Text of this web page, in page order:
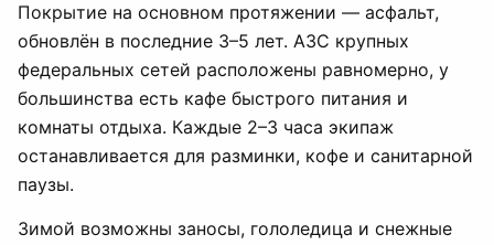
Покрытие на основном протяжении — асфальт,
обновлён в последние 3–5 лет. АЗС крупных
федеральных сетей расположены равномерно, у
большинства есть кафе быстрого питания и
комнаты отдыха. Каждые 2–3 часа экипаж
останавливается для разминки, кофе и санитарной
паузы.
Зимой возможны заносы, гололедица и снежные